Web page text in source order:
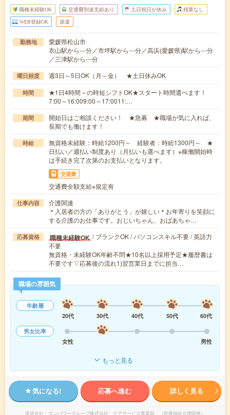
職種未経験OK 交通費別途支給あり 土日祝日が休み 残業なし
WEB登録OK 派遣
勤務地
愛媛県松山市
衣山駅から---分／市坪駅から---分／高浜(愛媛県)駅から---分
／三津駅から---分
曜日頻度 週3日～5日OK（月～金） ★土日休みOK
時間
★1日4時間～の時短シフトOK★スタート時間選べます！
7:00～16:009:00～17:0011:…
期間
開始日はご相談ください！ ★急募 ★職場が気に入れば、
長期でも働けます！
時給
無資格未経験：時給1200円～ 経験者：時給1300円～ ★
日払い／週払い制度あり（月払いも選べます）※稼働開始時
は手続き完了次第のお支払いとなります。
交通費
交通費全額支給※規定有
仕事内容
介護関連
＊入居者の方の「ありがとう」が嬉しい＊お年寄りを笑顔に
する介護のお仕事です。おじいちゃん、おばあちゃ…
応募資格 職種未経験OK / ブランクOK / パソコンスキル不要 / 英語力
不要
無資格・未経験OK年齢不問★10名以上採用予定★履歴書は
不要です▽応募後の流れ1)翌営業日までに担当…
職場の雰囲気
年齢層
20代
30代 40代 50代
60代
男女比率
女性
男性
もっと見る
気になる! 応募へ進む 詳しく見る
派遣会社 マンパワーグループ株式会社 ケアサービス事業部 （医療福祉介護関連）